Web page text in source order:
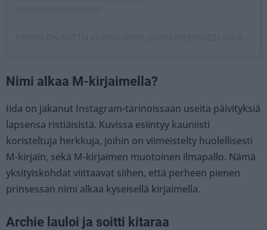
Nimi alkaa M-kirjaimella?
Iida on jakanut Instagram-tarinoissaan useita päivityksiä
lapsensa ristiäisistä. Kuvissa esiintyy kauniisti
koristeltuja herkkuja, joihin on viimeistelty huolellisesti
M-kirjain, sekä M-kirjaimen muotoinen ilmapallo. Nämä
yksityiskohdat viittaavat siihen, että perheen pienen
prinsessan nimi alkaa kyseisellä kirjaimella.
Archie lauloi ja soitti kitaraa